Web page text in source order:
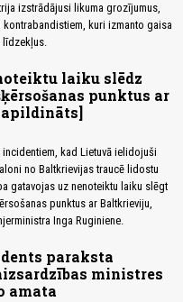
izstrādājusi likuma grozījumus,
kuri izmanto gaisa
līdzekļus.
laiku slēdz
punktus ar
kad Lietuvā ielidojuši
no Baltkrievijas traucē lidostu
gatavojas uz nenoteiktu laiku slēgt
punktus ar Baltkrieviju,
Inga Ruginiene.
paraksta
ministres
amata